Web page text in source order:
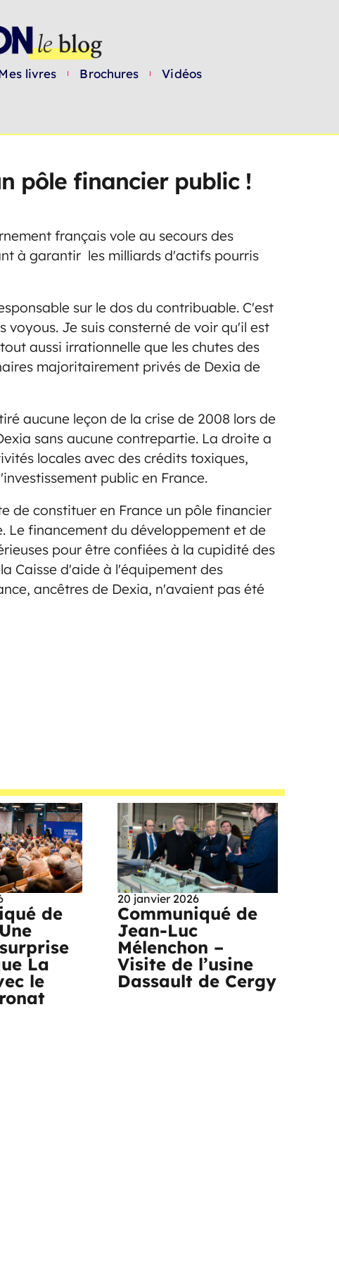
livres Brochures Vidéos
pôle financier public !
français vole au secours des
à garantir les milliards d'actifs pourris
sur le dos du contribuable. C'est
Je suis consterné de voir qu'il est
aussi irrationnelle que les chutes des
majoritairement privés de Dexia de
aucune leçon de la crise de 2008 lors de
sans aucune contrepartie. La droite a
locales avec des crédits toxiques,
public en France.
de constituer en France un pôle financier
Le financement du développement et de
pour être confiées à la cupidité des
Caisse d'aide à l'équipement des
ancêtres de Dexia, n'avaient pas été
de
La
le
20 janvier 2026
Communiqué de
Jean-Luc
Mélenchon –
Visite de l’usine
Dassault de Cergy